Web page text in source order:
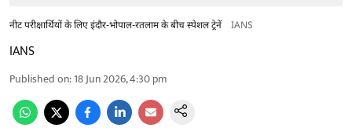
नीट परीक्षार्थियों के लिए इंदौर-भोपाल-रतलाम के बीच स्पेशल ट्रेनें IANS
IANS
Published on:18 Jun 2026, 4:30 pm